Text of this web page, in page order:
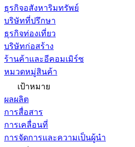
ธุรกิจอสังหาริมทรัพย์
บริษัทที่ปรึกษา
ธุรกิจท่องเที่ยว
บริษัทก่อสร้าง
ร้านค้าและอีคอมเมิร์ซ
หมวดหมู่สินค้า
เป้าหมาย
ผลผลิต
การสื่อสาร
การเคลื่อนที่
การจัดการและความเป็นผู้นำ